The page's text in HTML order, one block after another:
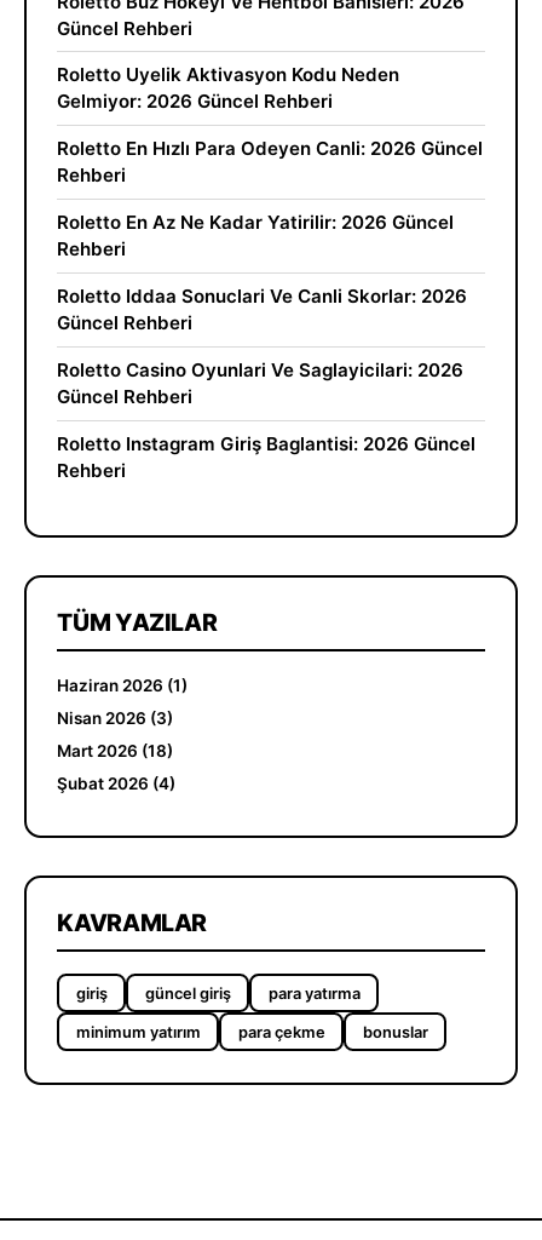
Güncel Rehberi
Roletto Uyelik Aktivasyon Kodu Neden
Gelmiyor: 2026 Güncel Rehberi
Roletto En Hızlı Para Odeyen Canli: 2026 Güncel
Rehberi
Roletto En Az Ne Kadar Yatirilir: 2026 Güncel
Rehberi
Roletto Iddaa Sonuclari Ve Canli Skorlar: 2026
Güncel Rehberi
Roletto Casino Oyunlari Ve Saglayicilari: 2026
Güncel Rehberi
Roletto Instagram Giriş Baglantisi: 2026 Güncel
Rehberi
TÜM YAZILAR
Haziran 2026 (1)
Nisan 2026 (3)
Mart 2026 (18)
Şubat 2026 (4)
KAVRAMLAR
giriş güncel giriş para yatırma
minimum yatırım para çekme bonuslar